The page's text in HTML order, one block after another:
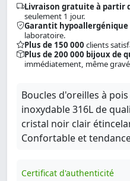
Livraison gratuite à partir
seulement 1 jour.
Garantit hypoallergénique
laboratoire.
Plus de 150 000 clients
Plus de 200 000 bijoux de
immédiatement, même
Boucles d'oreilles à
inoxydable 316L de
cristal noir clair
Confortable et
Certificat d'authenticité